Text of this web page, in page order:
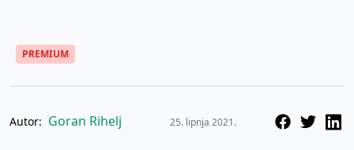
PREMIUM
Autor: Goran Rihelj 25. lipnja 2021.